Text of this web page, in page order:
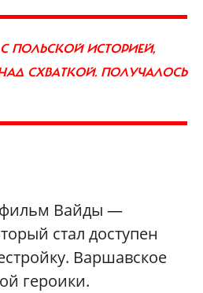
ПОЛЬСКОЙ ИСТОРИЕЙ,
СХВАТКОЙ. ПОЛУЧАЛОСЬ
Вайды —
стал доступен
Варшавское
героики.